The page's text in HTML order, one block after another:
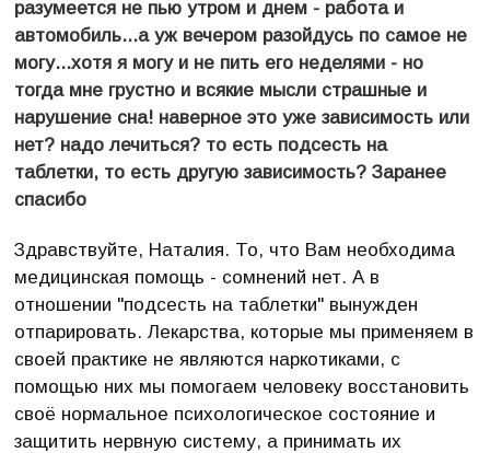
разумеется не пью утром и днем - работа и
автомобиль...а уж вечером разойдусь по самое не
могу...хотя я могу и не пить его неделями - но
тогда мне грустно и всякие мысли страшные и
нарушение сна! наверное это уже зависимость или
нет? надо лечиться? то есть подсесть на
таблетки, то есть другую зависимость? Заранее
спасибо
Здравствуйте, Наталия. То, что Вам необходима
медицинская помощь - сомнений нет. А в
отношении "подсесть на таблетки" вынужден
отпарировать. Лекарства, которые мы применяем в
своей практике не являются наркотиками, с
помощью них мы помогаем человеку восстановить
своё нормальное психологическое состояние и
защитить нервную систему, а принимать их